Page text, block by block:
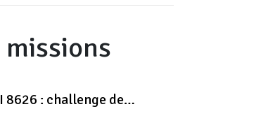
missions
8626 : challenge de